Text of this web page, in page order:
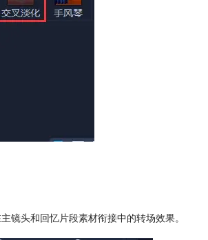
镜头和回忆片段素材衔接中的转场效果。